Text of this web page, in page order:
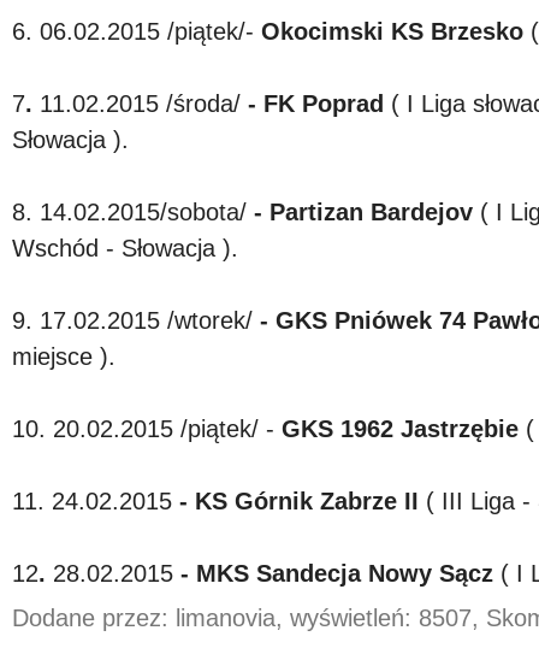
6. 06.02.2015 /piątek/- Okocimski KS Brzesko
7. 11.02.2015 /środa/ - FK Poprad ( I Liga
Słowacja ).
8. 14.02.2015/sobota/ - Partizan Bardejov ( I
Wschód - Słowacja ).
9. 17.02.2015 /wtorek/ - GKS Pniówek 74
miejsce ).
10. 20.02.2015 /piątek/ - GKS 1962 Jastrzębie
11. 24.02.2015 - KS Górnik Zabrze II ( III Liga -
12. 28.02.2015 - MKS Sandecja Nowy Sącz ( I
Dodane przez: limanovia, wyświetleń: 8507,